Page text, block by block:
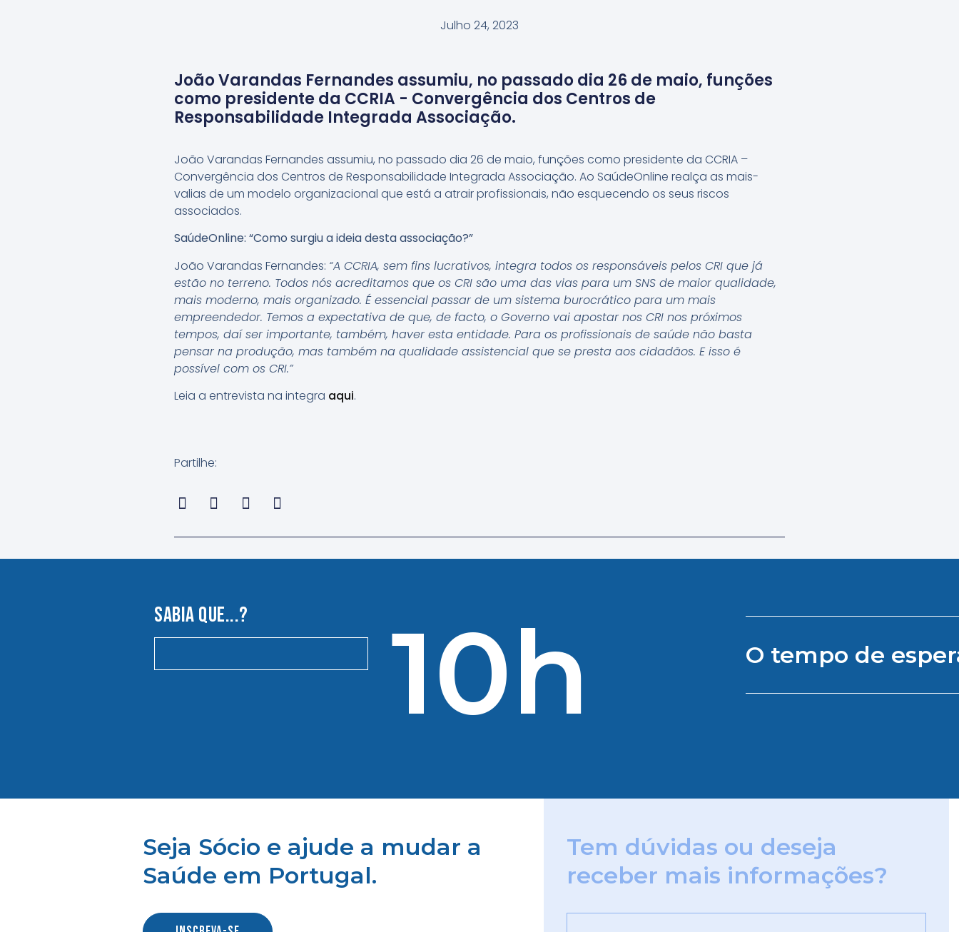
Julho 24, 2023
João Varandas Fernandes assumiu, no passado dia 26 de maio, funções
como presidente da CCRIA - Convergência dos Centros de
Responsabilidade Integrada Associação.
João Varandas Fernandes assumiu, no passado dia 26 de maio, funções como presidente da CCRIA –
Convergência dos Centros de Responsabilidade Integrada Associação. Ao SaúdeOnline realça as mais-
valias de um modelo organizacional que está a atrair profissionais, não esquecendo os seus riscos
associados.
SaúdeOnline: “Como surgiu a ideia desta associação?”
João Varandas Fernandes: “A CCRIA, sem fins lucrativos, integra todos os responsáveis pelos CRI que já
estão no terreno. Todos nós acreditamos que os CRI são uma das vias para um SNS de maior qualidade,
mais moderno, mais organizado. É essencial passar de um sistema burocrático para um mais
empreendedor. Temos a expectativa de que, de facto, o Governo vai apostar nos CRI nos próximos
tempos, daí ser importante, também, haver esta entidade. Para os profissionais de saúde não basta
pensar na produção, mas também na qualidade assistencial que se presta aos cidadãos. E isso é
possível com os CRI.”
Leia a entrevista na integra aqui.
Partilhe:
SABIA QUE...? 10h O tempo de
Seja Sócio e ajude a mudar a
Saúde em Portugal.
Tem dúvidas ou deseja
receber mais informações?